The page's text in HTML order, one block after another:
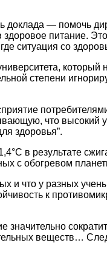
доклада — помочь
питание.
ситуация со
степени
что высокий
здоровья”.
в результате
с обогревом
и что у разных
к
значительно
веществ…